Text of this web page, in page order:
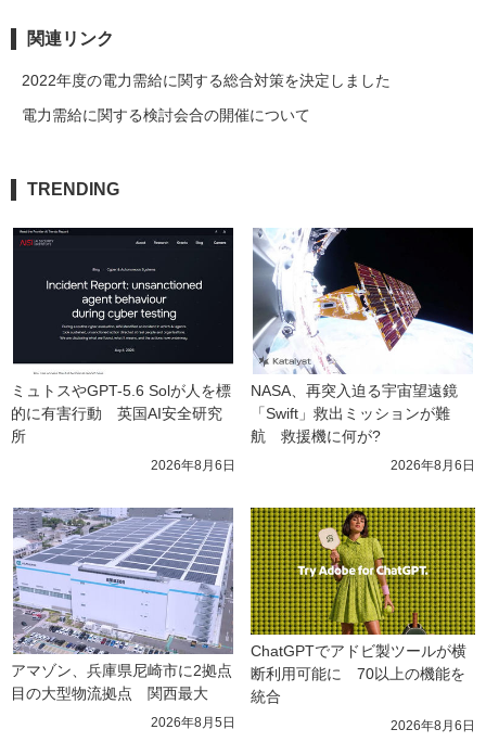
関連リンク
2022年度の電力需給に関する総合対策を決定しました
電力需給に関する検討会合の開催について
TRENDING
ミュトスやGPT-5.6 Solが人を標
的に有害行動　英国AI安全研究
所
2026年8月6日
NASA、再突入迫る宇宙望遠鏡
「Swift」救出ミッションが難
航　救援機に何が?
2026年8月6日
アマゾン、兵庫県尼崎市に2拠点
目の大型物流拠点　関西最大
2026年8月5日
ChatGPTでアドビ製ツールが横
断利用可能に　70以上の機能を
統合
2026年8月6日